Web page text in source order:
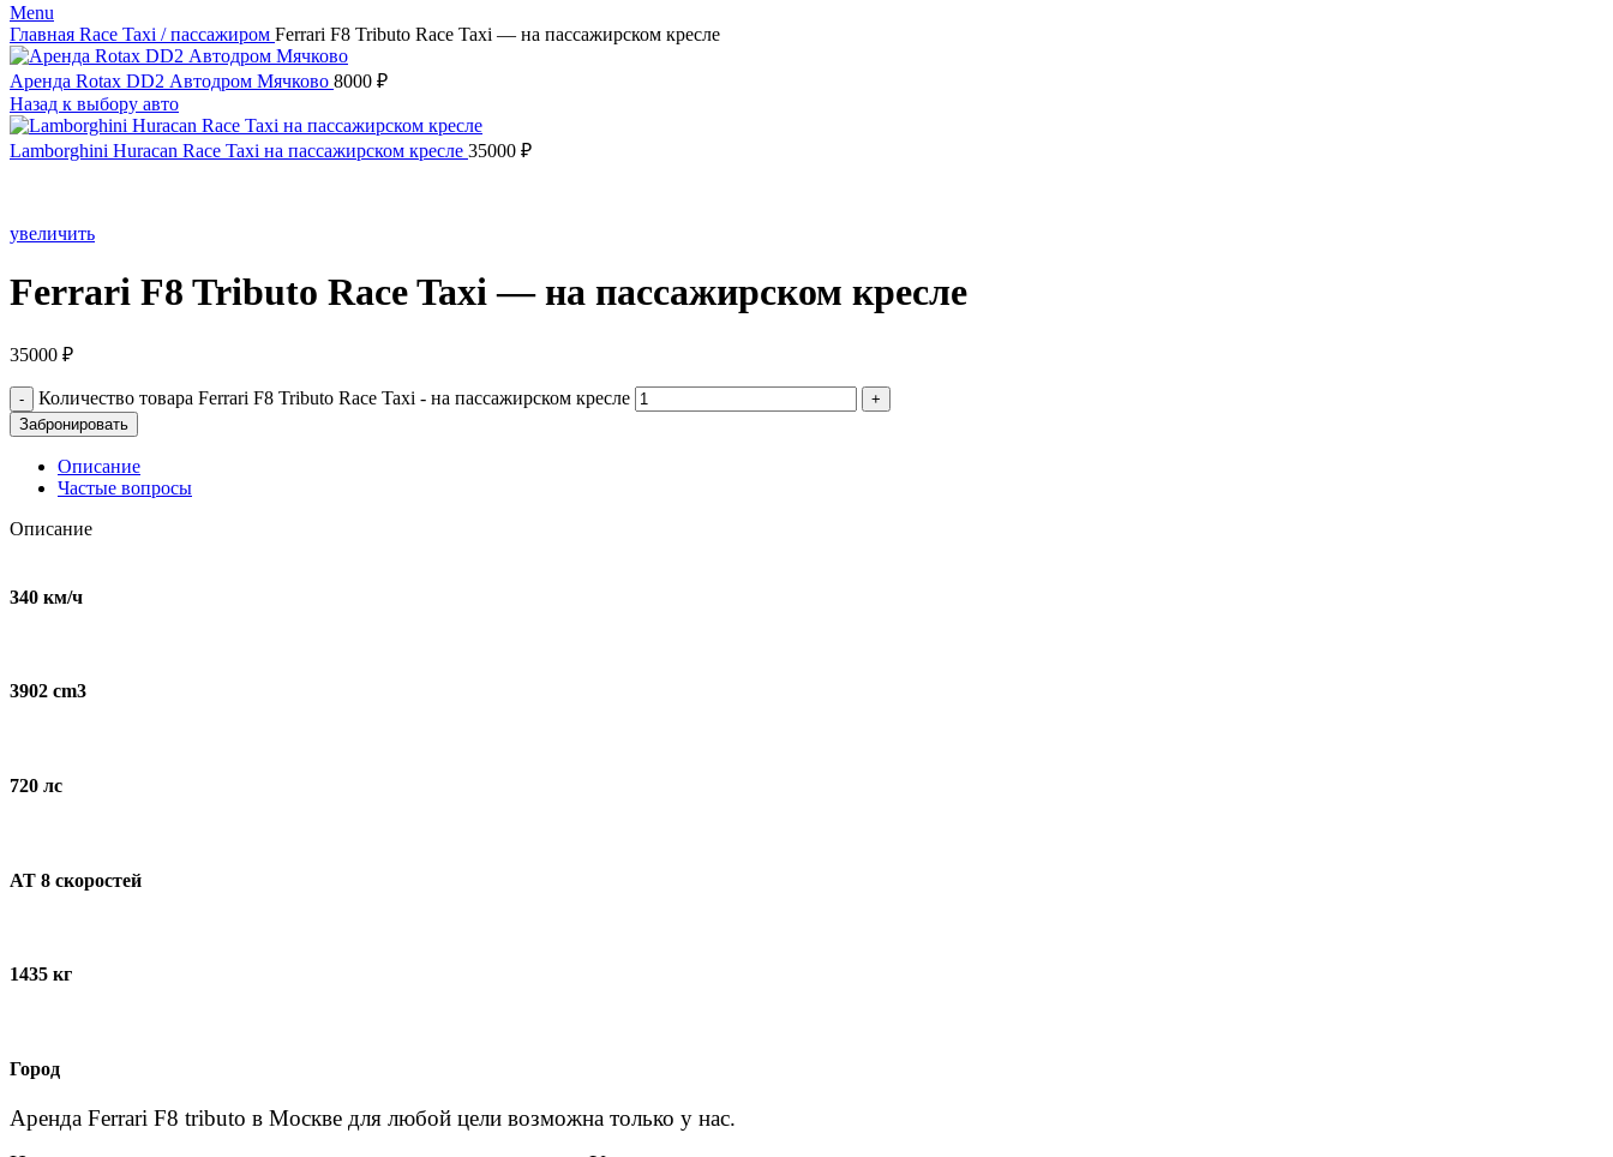
Menu
Главная Race Taxi / пассажиром Ferrari F8 Tributo Race Taxi — на пассажирском кресле
Аренда Rotax DD2 Автодром Мячково 8000 ₽
Назад к выбору авто
Lamborghini Huracan Race Taxi на пассажирском кресле 35000 ₽
увеличить
Ferrari F8 Tributo Race Taxi — на пассажирском кресле
35000 ₽
Количество товара Ferrari F8 Tributo Race Taxi - на пассажирском кресле
Забронировать
Описание
Частые вопросы
Описание
340 км/ч
3902 cm3
720 лс
AT 8 скоростей
1435 кг
Город
Аренда Ferrari F8 tributo в Москве для любой цели возможна только у нас.